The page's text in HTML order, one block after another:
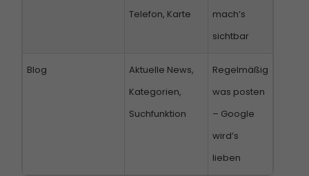
Telefon, Karte
mach’s
sichtbar
Blog
Aktuelle News,
Kategorien,
Suchfunktion
Regelmäßig
was posten
– Google
wird’s
lieben